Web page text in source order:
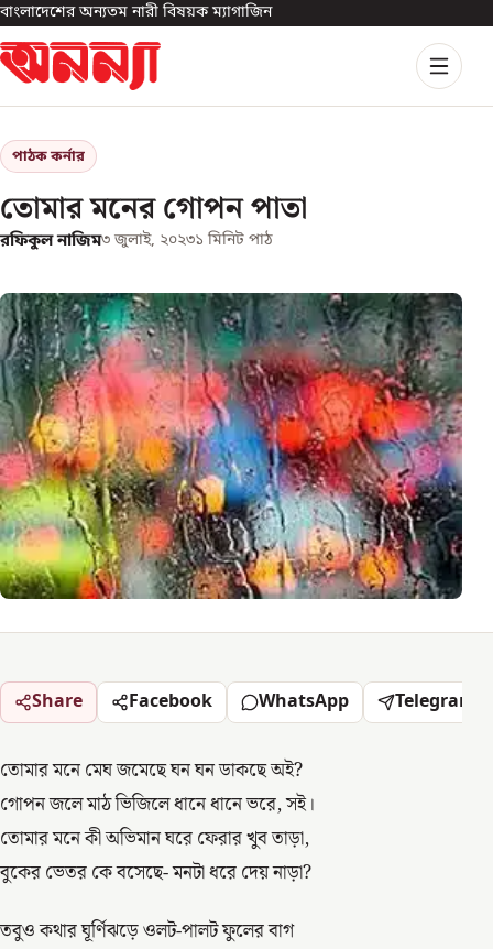
বাংলাদেশের অন্যতম নারী বিষয়ক ম্যাগাজিন
পাঠক কর্নার
তোমার মনের গোপন পাতা
রফিকুল নাজিম৩ জুলাই, ২০২৩১ মিনিট পাঠ
Share Facebook WhatsApp Telegram
তোমার মনে মেঘ জমেছে ঘন ঘন ডাকছে অই?
গোপন জলে মাঠ ভিজিলে ধানে ধানে ভরে, সই।
তোমার মনে কী অভিমান ঘরে ফেরার খুব তাড়া,
বুকের ভেতর কে বসেছে- মনটা ধরে দেয় নাড়া?
তবুও কথার ঘূর্ণিঝড়ে ওলট-পালট ফুলের বাগ